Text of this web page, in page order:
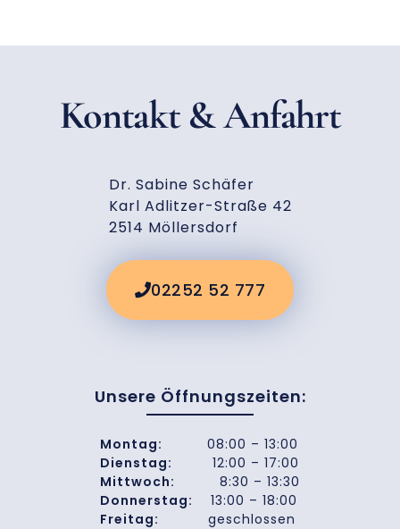
Kontakt & Anfahrt
Dr. Sabine Schäfer
Karl Adlitzer-Straße 42
2514 Möllersdorf
02252 52 777
Unsere Öffnungszeiten:
Montag: 08:00 – 13:00
Dienstag: 12:00 – 17:00
Mittwoch: 8:30 – 13:30
Donnerstag: 13:00 – 18:00
Freitag: geschlossen